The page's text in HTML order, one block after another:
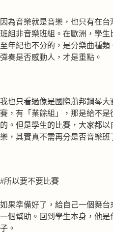
因為音樂就是音樂，也只有在
班組非音樂班組。在歐洲，學
至年紀也不分的，是分樂曲種類
彈奏是否感動人，才是重點。
我也只看過像是國際蕭邦鋼琴大
賽，有「業餘組」，那是給不是
的。但是學生的比賽，大家都
樂，其實真不需再分是否音樂班
#所以要不要比賽
如果準備好了，給自己一個舞台
一個幫助。回到學生本身，他是
子。